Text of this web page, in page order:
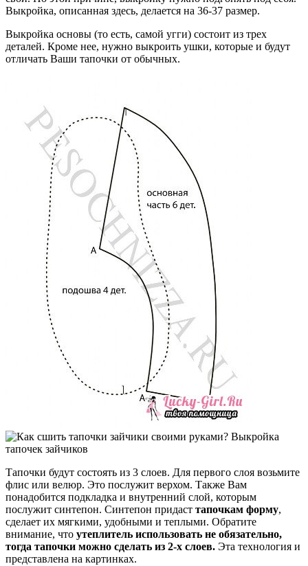
Выкройка, описанная здесь, делается на 36-37 размер.
Выкройка основы (то есть, самой угги) состоит из трех
деталей. Кроме нее, нужно выкроить ушки, которые и будут
отличать Ваши тапочки от обычных.
Тапочки будут состоять из 3 слоев. Для первого слоя возьмите
флис или велюр. Это послужит верхом. Также Вам
понадобится подкладка и внутренний слой, которым
послужит синтепон. Синтепон придаст тапочкам форму,
сделает их мягкими, удобными и теплыми. Обратите
внимание, что утеплитель использовать не обязательно,
тогда тапочки можно сделать из 2-х слоев. Эта технология и
представлена на картинках.